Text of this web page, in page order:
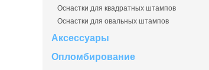
Оснастки для квадратных штампов
Оснастки для овальных штампов
Аксессуары
Опломбирование